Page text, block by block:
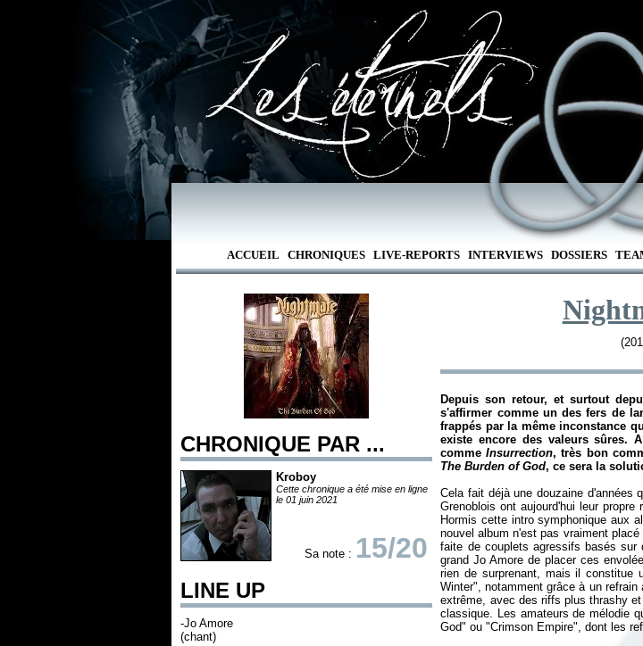
ACCUEIL CHRONIQUES LIVE-REPORTS INTERVIEWS DOSSIERS
CHRONIQUE PAR ...
Kroboy
Cette chronique a été mise en ligne
le 01 juin 2021
Sa note : 15/20
LINE UP
-Jo Amore
(chant)
Depuis son retour, et surtout
s'affirmer comme un des fers de
frappés par la même inconstance
existe encore des valeurs sûres.
commeInsurrection, très bon
The Burden of God, ce sera la
Cela fait déjà une douzaine d'années
Grenoblois ont aujourd'hui leur
Hormis cette intro symphonique aux
nouvel album n'est pas vraiment
faite de couplets agressifs basés
grand Jo Amore de placer ces
rien de surprenant, mais il constitue
Winter", notamment grâce à un
extrême, avec des riffs plus thrashy
classique. Les amateurs de mélodie
God" ou "Crimson Empire", dont les